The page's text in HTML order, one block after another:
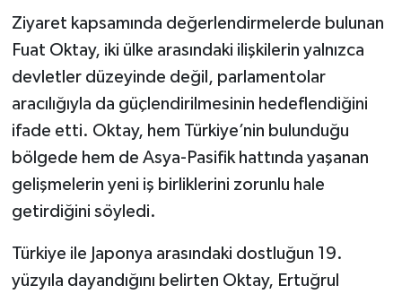
Ziyaret kapsamında değerlendirmelerde bulunan
Fuat Oktay, iki ülke arasındaki ilişkilerin yalnızca
devletler düzeyinde değil, parlamentolar
aracılığıyla da güçlendirilmesinin hedeflendiğini
ifade etti. Oktay, hem Türkiye’nin bulunduğu
bölgede hem de Asya-Pasifik hattında yaşanan
gelişmelerin yeni iş birliklerini zorunlu hale
getirdiğini söyledi.
Türkiye ile Japonya arasındaki dostluğun 19.
yüzyıla dayandığını belirten Oktay, Ertuğrul